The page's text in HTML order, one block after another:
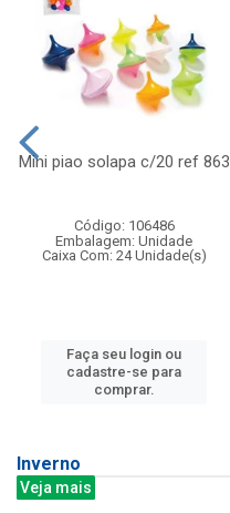
Mini piao solapa c/20 ref 863
Código: 106486
Embalagem: Unidade
Caixa Com: 24 Unidade(s)
Faça seu login ou
cadastre-se para
comprar.
Inverno
Veja mais